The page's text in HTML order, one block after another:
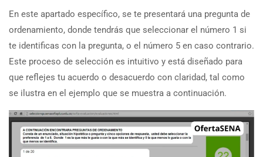
En este apartado específico, se te presentará una pregunta de
ordenamiento, donde tendrás que seleccionar el número 1 si
te identificas con la pregunta, o el número 5 en caso contrario.
Este proceso de selección es intuitivo y está diseñado para
que reflejes tu acuerdo o desacuerdo con claridad, tal como
se ilustra en el ejemplo que se muestra a continuación.